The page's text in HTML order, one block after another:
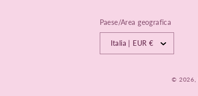
Paese/Area geografica
Italia | EUR €
© 2026,